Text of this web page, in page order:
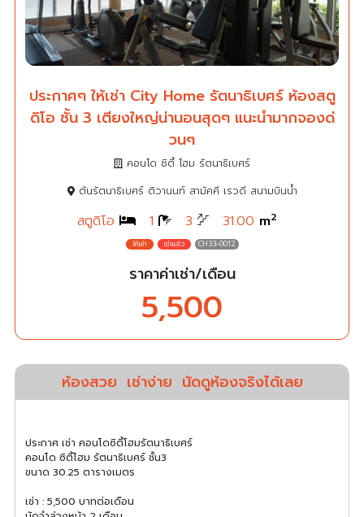
ประกาศๆ ให้เช่า City Home รัตนาธิเบศร์ ห้องสตู
ดิโอ ชั้น 3 เตียงใหญ่น่านอนสุดๆ แนะนำมากจองด่
วนๆ
คอนโด ซิตี้ โฮม รัตนาธิเบศร์
ต้นรัตนาธิเบศร์ ติวานนท์ สามัคคี เรวดี สนามบินน้ำ
สตูดิโอ 1 3 31.00 m2
CH33-0012
ราคาค่าเช่า/เดือน
5,500
ห้องสวย เช่าง่าย นัดดูห้องจริงได้เลย
ประกาศ เช่า คอนโดซิตี้โฮมรัตนาธิเบศร์
คอนโด ซิตี้โฮม รัตนาธิเบศร์ ชั้น3
ขนาด 30.25 ตารางเมตร
เช่า : 5,500 บาทต่อเดือน